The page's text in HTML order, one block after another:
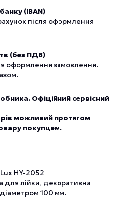
(IBAN)
після оформлення
(без ПДВ)
оформлення замовлення.
Офіційний сервісний
можливий протягом
покупцем.
HY-2052
для лійки, декоративна
100 мм.